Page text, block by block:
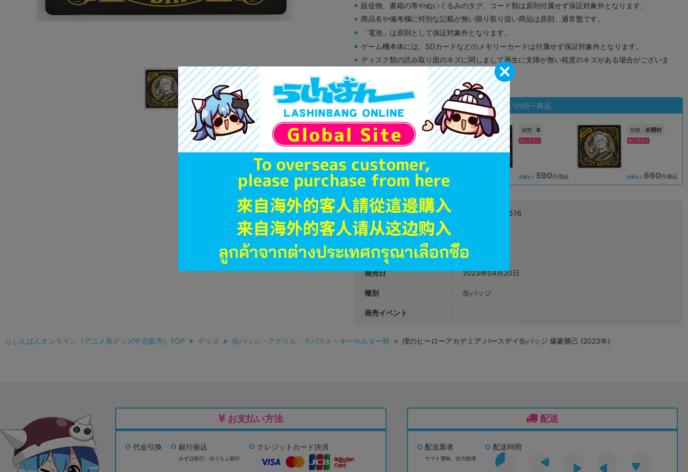
販促物、書籍の帯やぬいぐるみのタグ、コード類は原則付属せず保証対象外となります。
商品名や備考欄に特別な記載が無い限り取り扱い商品は原則、通常盤です。
「電池」は原則として保証対象外となります。
ゲーム機本体には、SDカードなどのメモリーカードは付属せず保証対象外となります。
ディスク類の読み取り面のキズに関しまして再生に支障が無い程度のキズがある場合がございま
※詳細につきましてはコチラ
状態違いの同一商品
状態 :B
オンライン
在庫あり 590円 税込
状態 : B
オンライン
在庫あり 590円 税込
状態 : 未開封
オンライン
在庫あり 690円 税込
JANコード 4530430445516
商品番号
商品カテゴリ グッズ
発売日 2023年04月20日
種別 缶バッジ
発売イベント
らしんばんオンライン（アニメ系グッズ中古販売）TOP > グッズ > 缶バッジ・アクリル・ラバスト・キーホルダー類 > 僕のヒーローアカデミア バースデイ缶バッジ 爆豪勝己 (2023年)
お支払い方法
代金引換 銀行振込
みずほ銀行、 ゆうちょ銀行
クレジットカード決済
配送
配送業者
ヤマト運輸、佐川急便
配送時間